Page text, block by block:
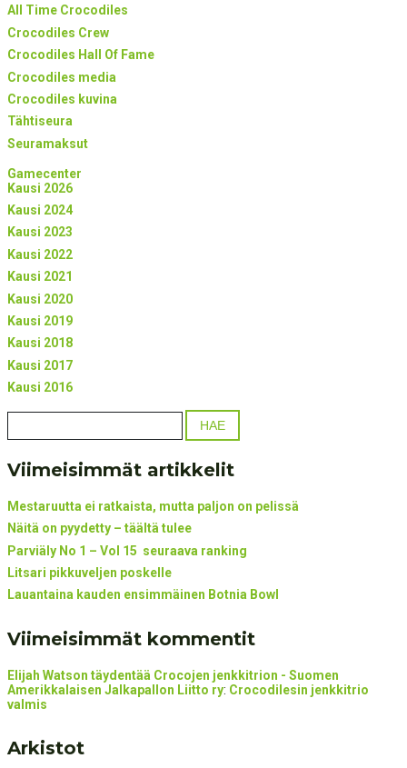
All Time Crocodiles
Crocodiles Crew
Crocodiles Hall Of Fame
Crocodiles media
Crocodiles kuvina
Tähtiseura
Seuramaksut
Gamecenter
Kausi 2026
Kausi 2024
Kausi 2023
Kausi 2022
Kausi 2021
Kausi 2020
Kausi 2019
Kausi 2018
Kausi 2017
Kausi 2016
Viimeisimmät artikkelit
Mestaruutta ei ratkaista, mutta paljon on pelissä
Näitä on pyydetty – täältä tulee
Parviäly No 1 – Vol 15 seuraava ranking
Litsari pikkuveljen poskelle
Lauantaina kauden ensimmäinen Botnia Bowl
Viimeisimmät kommentit
Elijah Watson täydentää Crocojen jenkkitrion - Suomen
Amerikkalaisen Jalkapallon Liitto ry: Crocodilesin jenkkitrio
valmis
Arkistot